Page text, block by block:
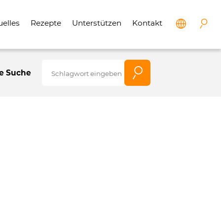
Rezepte Unterstützen Kontakt
Suche